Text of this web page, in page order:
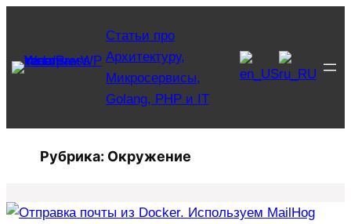
содержимому
Статьи про
Архитектуру,
Микросервисы,
Golang, PHP и IT
Рубрика: Окружение